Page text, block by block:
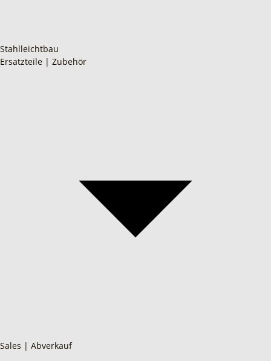
Stahlleichtbau
Ersatzteile | Zubehör
Sales | Abverkauf